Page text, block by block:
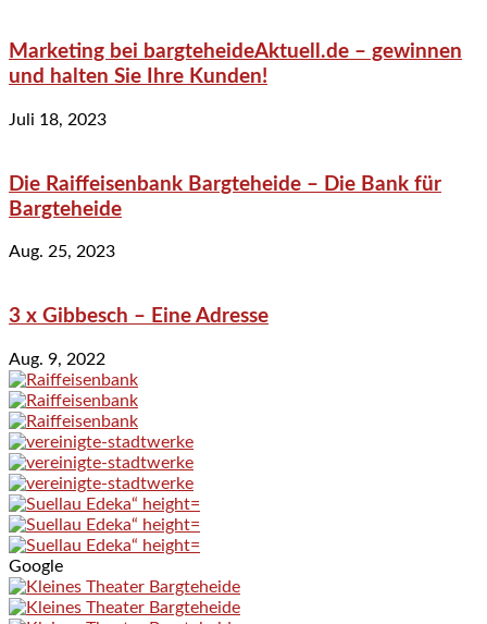
Marketing bei bargteheideAktuell.de – gewinnen
und halten Sie Ihre Kunden!
Juli 18, 2023
Die Raiffeisenbank Bargteheide – Die Bank für
Bargteheide
Aug. 25, 2023
3 x Gibbesch – Eine Adresse
Aug. 9, 2022
Google